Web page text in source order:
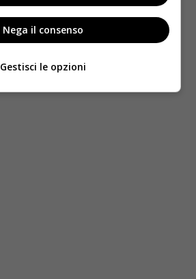
Nega il consenso
Gestisci le opzioni